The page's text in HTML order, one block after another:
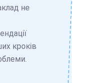
не
кроків